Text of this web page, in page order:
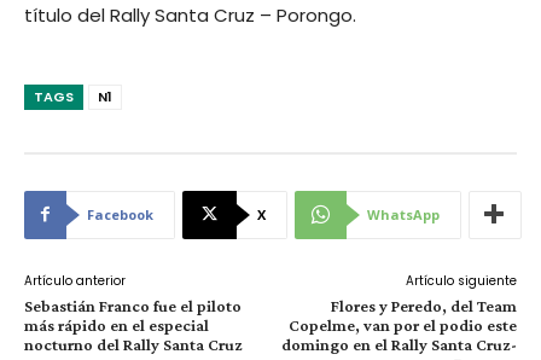
título del Rally Santa Cruz – Porongo.
TAGS N1
Facebook X WhatsApp
Artículo anterior
Sebastián Franco fue el piloto
más rápido en el especial
nocturno del Rally Santa Cruz
Artículo siguiente
Flores y Peredo, del Team
Copelme, van por el podio este
domingo en el Rally Santa Cruz-